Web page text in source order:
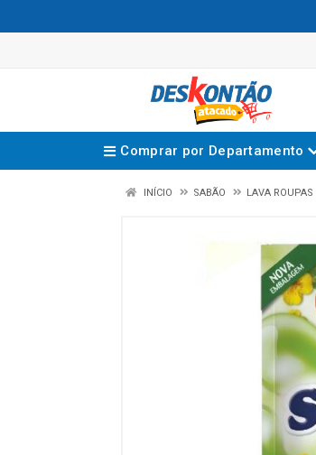
Comprar por Departamento
INÍCIO SABÃO LAVA ROUPAS